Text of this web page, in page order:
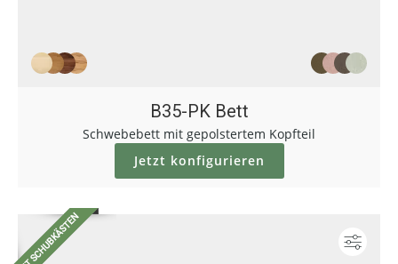
B35-PK Bett
Schwebebett mit gepolstertem Kopfteil
Jetzt konfigurieren